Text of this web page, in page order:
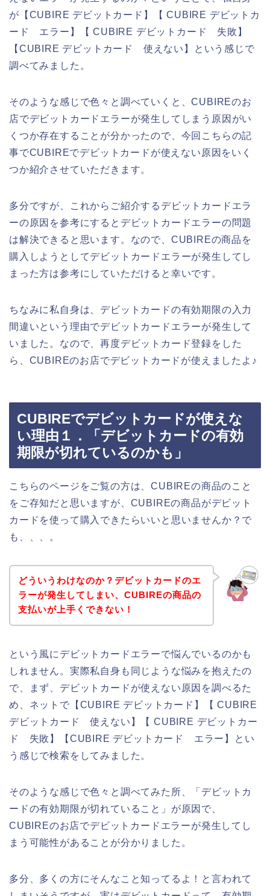
が【CUBIRE デビットカード】【 CUBIRE デビットカ
ード エラー】【 CUBIRE デビットカード 失敗】
【CUBIRE デビットカード 使えない】という感じで
調べてみました。
そのような感じで色々と調べていくと、CUBIREのお
店でデビットカードエラーが発生してしまう原因がい
くつか存在することが分かったので、今回こちらの記
事でCUBIREでデビットカードが使えない原因をいく
つか紹介させていただきます。
多分ですが、これからご紹介するデビットカードエラ
ーの原因を参考にするとデビットカードエラーの問題
は解決できると思います。なので、CUBIREの商品を
購入しようとしてデビットカードエラーが発生してし
まった方は参考にしていただけると幸いです。
ちなみに私自身は、デビットカードの有効期限の入力
間違いという理由でデビットカードエラーが発生して
いました。なので、再度デビットカード登録をした
ら、CUBIREのお店でデビットカードが使えましたよ♪
CUBIREでデビットカードが使えな
い理由１．「デビットカードの有効
期限が切れているのかも」
こちらのページをご覧の方は、CUBIREの商品のこと
をご存知だと思いますが、CUBIREの商品がデビット
カードを使って購入できたらいいと思いませんか？で
も、、、。
どういうわけなのか？デビットカードのエ
ラーが発生してしまい、CUBIREの商品の
支払いが上手くできない！
という風にデビットカードエラーで悩んでいるのかも
しれません。実際私自身も同じような悩みを抱えたの
で、まず、デビットカードが使えない原因を調べるた
め、ネットで【CUBIRE デビットカード】【 CUBIRE
デビットカード 使えない】【 CUBIRE デビットカー
ド 失敗】【CUBIRE デビットカード エラー】とい
う感じで検索をしてみました。
そのような感じで色々と調べてみた所、「デビットカ
ードの有効期限が切れていること」が原因で、
CUBIREのお店でデビットカードエラーが発生してし
まう可能性があることが分かりました。
多分、多くの方にそんなこと知ってるよ！と言われて